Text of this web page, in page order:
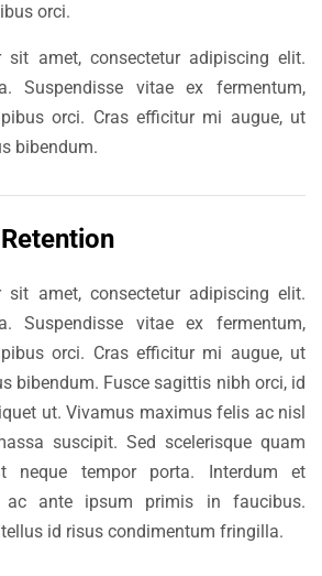
orci.
sit amet, consectetur adipiscing elit.
Suspendisse vitae ex fermentum,
orci. Cras efficitur mi augue, ut
bibendum.
sit amet, consectetur adipiscing elit.
Suspendisse vitae ex fermentum,
orci. Cras efficitur mi augue, ut
bibendum. Fusce sagittis nibh orci, id
ut. Vivamus maximus felis ac nisl
suscipit. Sed scelerisque quam
neque tempor porta. Interdum et
ac ante ipsum primis in faucibus.
id risus condimentum fringilla.